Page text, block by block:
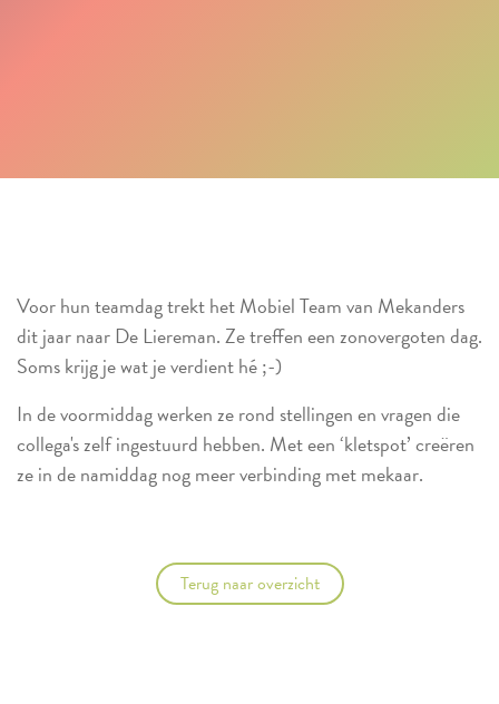
Voor hun teamdag trekt het Mobiel Team van Mekanders
dit jaar naar De Liereman. Ze treffen een zonovergoten dag.
Soms krijg je wat je verdient hé ;-)
In de voormiddag werken ze rond stellingen en vragen die
collega's zelf ingestuurd hebben. Met een ‘kletspot’ creëren
ze in de namiddag nog meer verbinding met mekaar.
Terug naar overzicht